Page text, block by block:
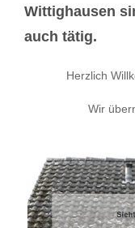
Wittighausen
auch tätig.
Herzlich
Wir